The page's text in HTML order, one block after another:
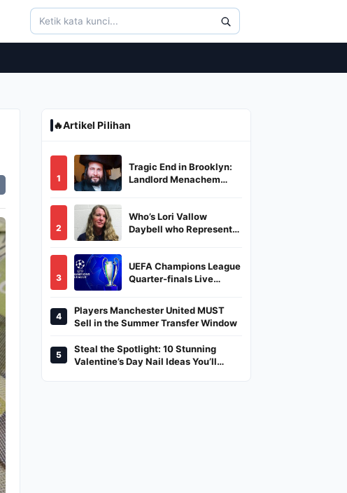
🔥Artikel Pilihan
1
Tragic End in Brooklyn:
Landlord Menachem
Burned in a Dumpster
2
Who’s Lori Vallow
Daybell who Represents
3
UEFA Champions League
Quarter-finals Live
And Where To Watch
4
Players Manchester United MUST
Sell in the Summer Transfer Window
5
Steal the Spotlight: 10 Stunning
Valentine’s Day Nail Ideas You’ll